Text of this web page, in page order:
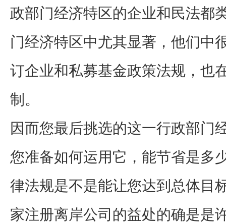
政部门经济特区的企业和民法都
门经济特区中尤其显著，他们中
订企业和私募基金政策法规，也
制。
因而您最后挑选的这一行政部门
您准备如何运用它，能节省是多
律法规是不是能让您达到总体目
家注册离岸公司的益处的确是是